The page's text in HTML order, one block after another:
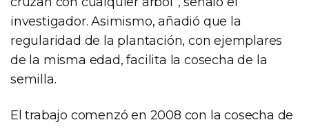
investigador. Asimismo, añadió que la
regularidad de la plantación, con ejemplares
de la misma edad, facilita la cosecha de la
semilla.
El trabajo comenzó en 2008 con la cosecha de